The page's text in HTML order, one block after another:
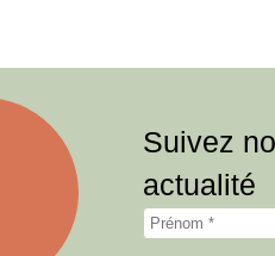
Suivez
actualité